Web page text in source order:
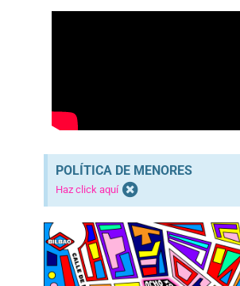
POLÍTICA DE MENORES
Haz click aquí